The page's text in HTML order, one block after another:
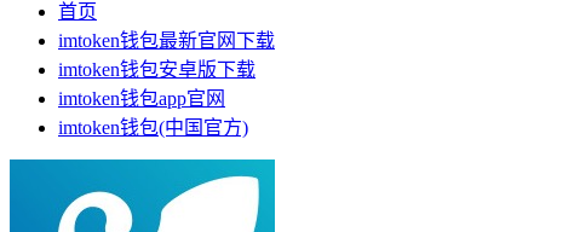
首页
imtoken钱包最新官网下载
imtoken钱包安卓版下载
imtoken钱包app官网
imtoken钱包(中国官方)